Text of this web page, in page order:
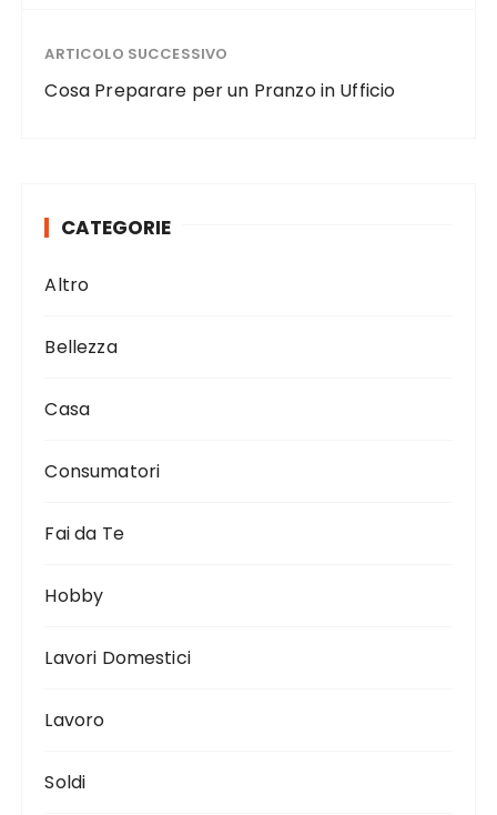
o
k
ARTICOLO SUCCESSIVO
Cosa Preparare per un Pranzo in Ufficio
CATEGORIE
Altro
Bellezza
Casa
Consumatori
Fai da Te
Hobby
Lavori Domestici
Lavoro
Soldi